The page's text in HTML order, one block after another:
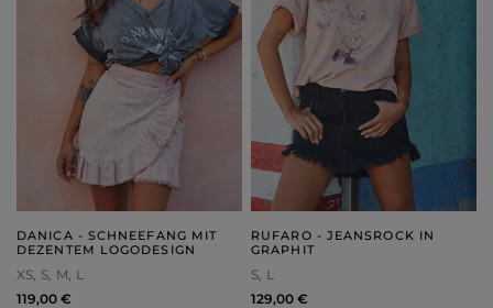
DANICA - SCHNEEFANG MIT
DEZENTEM LOGODESIGN
XS S M L
119,00 €
RUFARO - JEANSROCK IN
GRAPHIT
S L
129,00 €